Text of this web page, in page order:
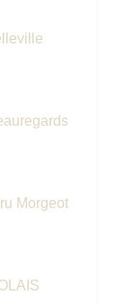
Morgeot